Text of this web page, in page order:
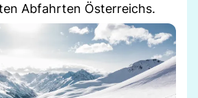
Abfahrten Österreichs.